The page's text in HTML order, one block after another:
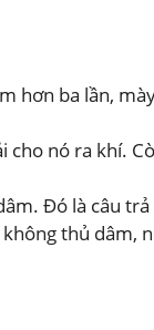
hơn ba lần,
nó ra khí.
Ðó là câu
thủ dâm,